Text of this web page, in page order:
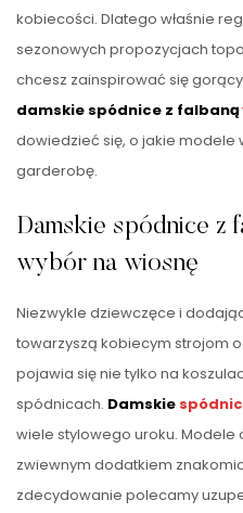
kobiecości. Dlatego właśnie
sezonowych propozycjach
chcesz zainspirować się
damskie spódnice z falbaną
dowiedzieć się, o jakie
garderobę.
Damskie spódnice z
wybór na wiosnę
Niezwykle dziewczęce i
towarzyszą kobiecym strojom
pojawia się nie tylko na
spódnicach. Damskie
wiele stylowego uroku. Modele
zwiewnym dodatkiem
zdecydowanie polecamy